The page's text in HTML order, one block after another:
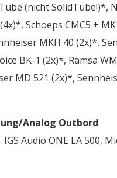
(nicht SolidTube!)*,
Schoeps CMC5 +
MKH 40 (2x)*,
BK-1 (2x)*, Ramsa
MD 521 (2x)*,
Analog Outbord
Audio ONE LA 500,